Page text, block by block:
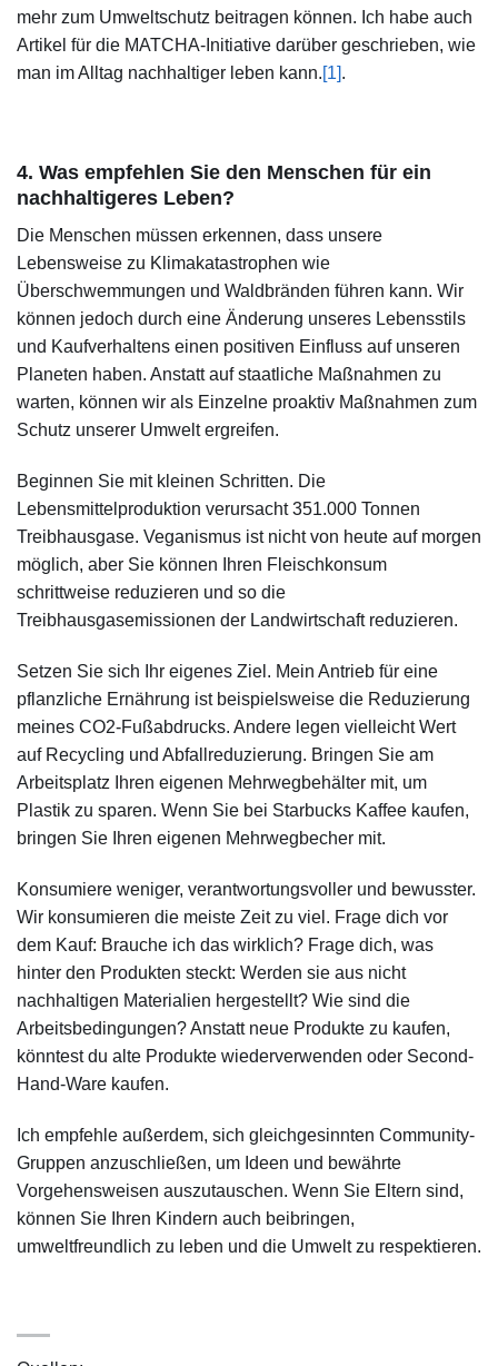
mehr zum Umweltschutz beitragen können. Ich habe auch
Artikel für die MATCHA-Initiative darüber geschrieben, wie
man im Alltag nachhaltiger leben kann.[1].
4. Was empfehlen Sie den Menschen für ein
nachhaltigeres Leben?
Die Menschen müssen erkennen, dass unsere
Lebensweise zu Klimakatastrophen wie
Überschwemmungen und Waldbränden führen kann. Wir
können jedoch durch eine Änderung unseres Lebensstils
und Kaufverhaltens einen positiven Einfluss auf unseren
Planeten haben. Anstatt auf staatliche Maßnahmen zu
warten, können wir als Einzelne proaktiv Maßnahmen zum
Schutz unserer Umwelt ergreifen.
Beginnen Sie mit kleinen Schritten. Die
Lebensmittelproduktion verursacht 351.000 Tonnen
Treibhausgase. Veganismus ist nicht von heute auf morgen
möglich, aber Sie können Ihren Fleischkonsum
schrittweise reduzieren und so die
Treibhausgasemissionen der Landwirtschaft reduzieren.
Setzen Sie sich Ihr eigenes Ziel. Mein Antrieb für eine
pflanzliche Ernährung ist beispielsweise die Reduzierung
meines CO2-Fußabdrucks. Andere legen vielleicht Wert
auf Recycling und Abfallreduzierung. Bringen Sie am
Arbeitsplatz Ihren eigenen Mehrwegbehälter mit, um
Plastik zu sparen. Wenn Sie bei Starbucks Kaffee kaufen,
bringen Sie Ihren eigenen Mehrwegbecher mit.
Konsumiere weniger, verantwortungsvoller und bewusster.
Wir konsumieren die meiste Zeit zu viel. Frage dich vor
dem Kauf: Brauche ich das wirklich? Frage dich, was
hinter den Produkten steckt: Werden sie aus nicht
nachhaltigen Materialien hergestellt? Wie sind die
Arbeitsbedingungen? Anstatt neue Produkte zu kaufen,
könntest du alte Produkte wiederverwenden oder Second-
Hand-Ware kaufen.
Ich empfehle außerdem, sich gleichgesinnten Community-
Gruppen anzuschließen, um Ideen und bewährte
Vorgehensweisen auszutauschen. Wenn Sie Eltern sind,
können Sie Ihren Kindern auch beibringen,
umweltfreundlich zu leben und die Umwelt zu respektieren.